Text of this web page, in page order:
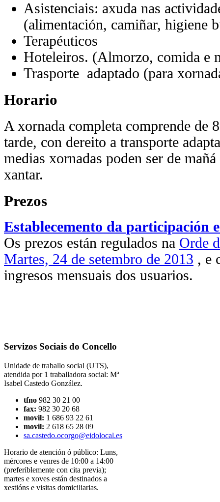
Asistenciais: axuda nas
(alimentación, camiñar, higiene
Terapéuticos
Hoteleiros. (Almorzo, comida e
Trasporte adaptado (para
Horario
A xornada completa comprende de
tarde, con dereito a transporte
medias xornadas poden ser de
xantar.
Prezos
Establecemento da participación
Os prezos están regulados na Orde
Martes, 24 de setembro de 2013 , e
ingresos mensuais dos usuarios.
Servizos Sociais do Concello
Unidade de traballo social (UTS),
atendida por 1 traballadora social: Mª
Isabel Castedo González.
tfno 982 30 21 00
fax: 982 30 20 68
movil: 1 686 93 22 61
movil: 2 618 65 28 09
sa.castedo.ocorgo@eidolocal.es
Horario de atención ó público: Luns,
mércores e venres de 10:00 a 14:00
(preferiblemente con cita previa);
martes e xoves están destinados a
xestións e visitas domiciliarias.